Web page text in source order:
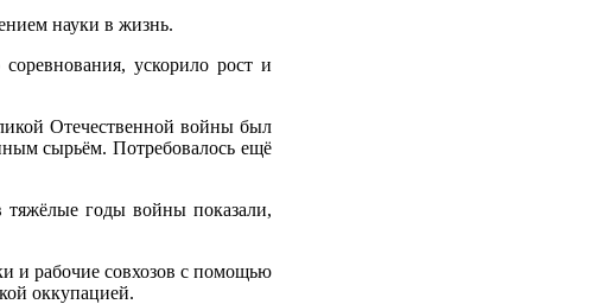
науки в жизнь.
ускорило рост и
Отечественной войны был
сырьём. Потребовалось ещё
тяжёлые годы войны показали,
и рабочие совхозов с помощью
оккупацией.